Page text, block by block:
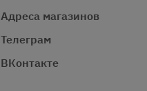
Адреса магазинов
Телеграм
ВКонтакте